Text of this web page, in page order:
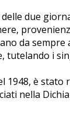
due
da
tutelando i
1948, è stato
nella